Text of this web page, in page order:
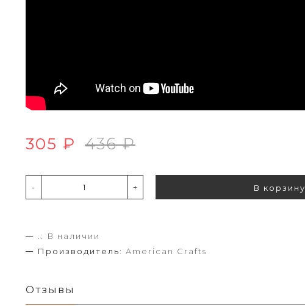
305 ₽ 436 ₽
- + В корзину
.:
В наличии
Производитель: American Crafts
Отзывы